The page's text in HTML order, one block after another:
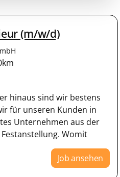
(m/w/d)
hinaus sind wir bestens
für unseren Kunden in
Unternehmen aus der
Womit
Job ansehen